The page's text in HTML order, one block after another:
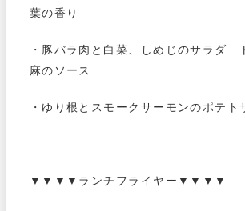
葉の香り
・豚バラ肉と白菜、しめじのサラダ
麻のソース
・ゆり根とスモークサーモンのポテト
▼▼▼▼ランチフライヤー▼▼▼▼